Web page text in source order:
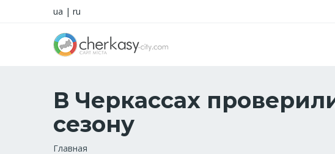
ua | ru
В Черкассах
сезону
Главная